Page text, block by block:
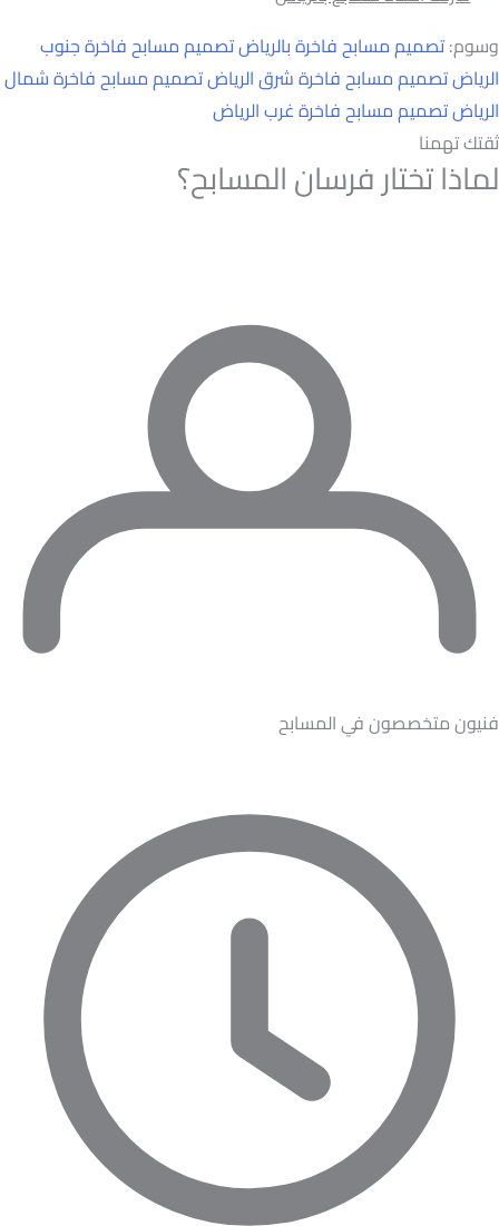
وسوم:تصميم مسابح فاخرة بالرياضتصميم مسابح فاخرة جنوب
الرياضتصميم مسابح فاخرة شرق الرياضتصميم مسابح فاخرة شمال
الرياضتصميم مسابح فاخرة غرب الرياض
ثقتك تهمنا
لماذا تختار فرسان المسابح؟
فنيون متخصصون في المسابح